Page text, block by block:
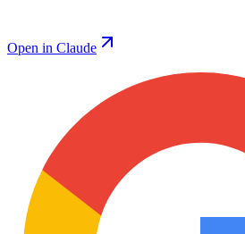
Open in Claude